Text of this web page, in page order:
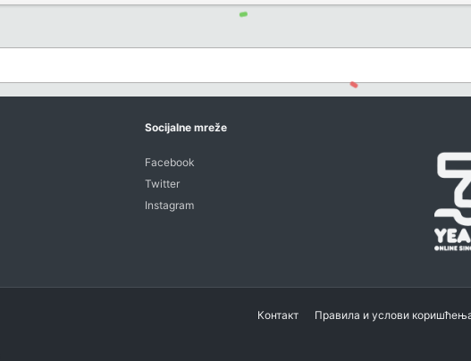
Socijalne mreže
Facebook
Twitter
Instagram
Контакт Правила и услови